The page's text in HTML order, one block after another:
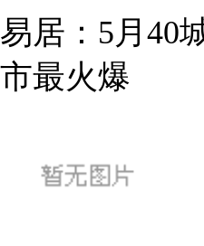
易居：5月40
市最火爆